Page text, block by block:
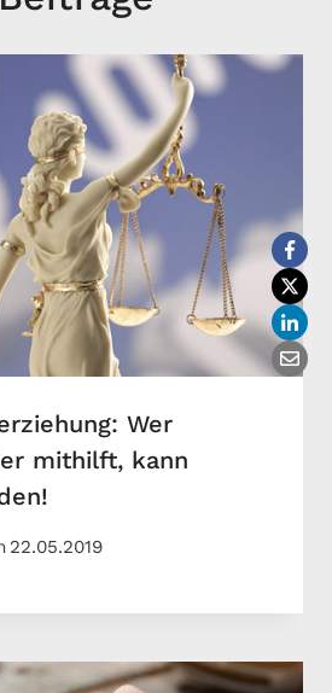
Wer
mithilft, kann
22.05.2019